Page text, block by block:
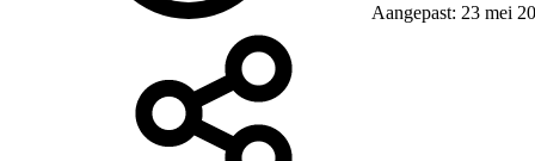
Aangepast: 23 mei